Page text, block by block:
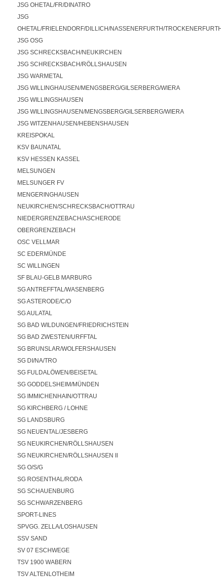
JSG OHETAL/FR/DINATRO
JSG
OHETAL/FRIELENDORF/DILLICH/NASSENERFURTH/
JSG OSG
JSG SCHRECKSBACH/NEUKIRCHEN
JSG SCHRECKSBACH/RÖLLSHAUSEN
JSG WARMETAL
JSG WILLINGHAUSEN/MENGSBERG/GILSERBERG/WIERA
JSG WILLINGSHAUSEN
JSG WILLINGSHAUSEN/MENGSBERG/GILSERBERG/WIERA
JSG WITZENHAUSEN/HEBENSHAUSEN
KREISPOKAL
KSV BAUNATAL
KSV HESSEN KASSEL
MELSUNGEN
MELSUNGER FV
MENGERINGHAUSEN
NEUKIRCHEN/SCHRECKSBACH/OTTRAU
NIEDERGRENZEBACH/ASCHERODE
OBERGRENZEBACH
OSC VELLMAR
SC EDERMÜNDE
SC WILLINGEN
SF BLAU-GELB MARBURG
SG ANTREFFTAL/WASENBERG
SG ASTERODE/C/O
SG AULATAL
SG BAD WILDUNGEN/FRIEDRICHSTEIN
SG BAD ZWESTEN/URFFTAL
SG BRUNSLAR/WOLFERSHAUSEN
SG DI/NA/TRO
SG FULDALÖWEN/BEISETAL
SG GODDELSHEIM/MÜNDEN
SG IMMICHENHAIN/OTTRAU
SG KIRCHBERG / LOHNE
SG LANDSBURG
SG NEUENTAL/JESBERG
SG NEUKIRCHEN/RÖLLSHAUSEN
SG NEUKIRCHEN/RÖLLSHAUSEN II
SG O/S/G
SG ROSENTHAL/RODA
SG SCHAUENBURG
SG SCHWARZENBERG
SPORT-LINES
SPVGG. ZELLA/LOSHAUSEN
SSV SAND
SV 07 ESCHWEGE
TSV 1900 WABERN
TSV ALTENLOTHEIM